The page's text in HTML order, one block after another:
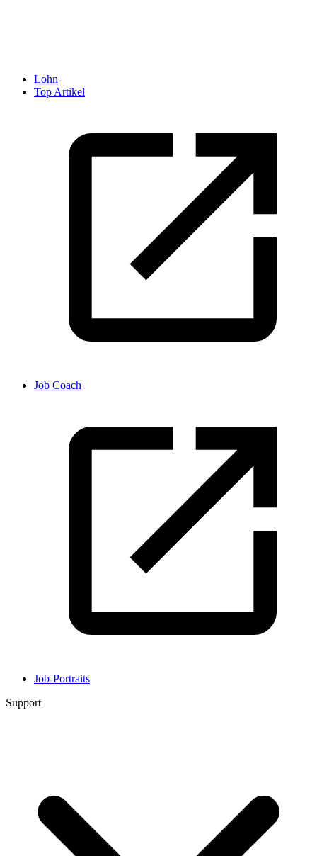
Lohn
Top Artikel
Job Coach
Job-Portraits
Support